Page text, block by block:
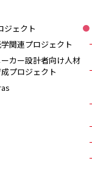
ジェクト
関連プロジェクト
カー設計者向け人材
プロジェクト